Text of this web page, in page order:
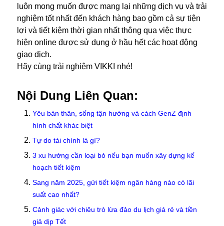
luôn mong muốn được mang lại những dịch vụ và trải
nghiệm tốt nhất đến khách hàng bao gồm cả sự tiện
lợi và tiết kiệm thời gian nhất thông qua việc thực
hiện online được sử dụng ở hầu hết các hoạt động
giao dịch.
Hãy cùng trải nghiệm VIKKI nhé!
Nội Dung Liên Quan:
Yêu bản thân, sống tận hưởng và cách GenZ định
hình chất khác biệt
Tự do tài chính là gì?
3 xu hướng cần loại bỏ nếu bạn muốn xây dựng kế
hoạch tiết kiệm
Sang năm 2025, gửi tiết kiệm ngân hàng nào có lãi
suất cao nhất?
Cảnh giác với chiêu trò lừa đảo du lịch giá rẻ và tiền
giả dịp Tết